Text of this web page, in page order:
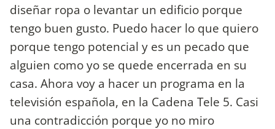
diseñar ropa o levantar un edificio porque
tengo buen gusto. Puedo hacer lo que quiero
porque tengo potencial y es un pecado que
alguien como yo se quede encerrada en su
casa. Ahora voy a hacer un programa en la
televisión española, en la Cadena Tele 5. Casi
una contradicción porque yo no miro